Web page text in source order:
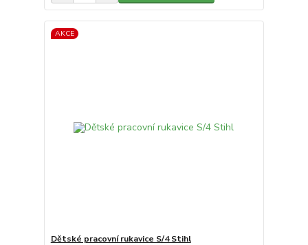
AKCE
Dětské pracovní rukavice S/4 Stihl